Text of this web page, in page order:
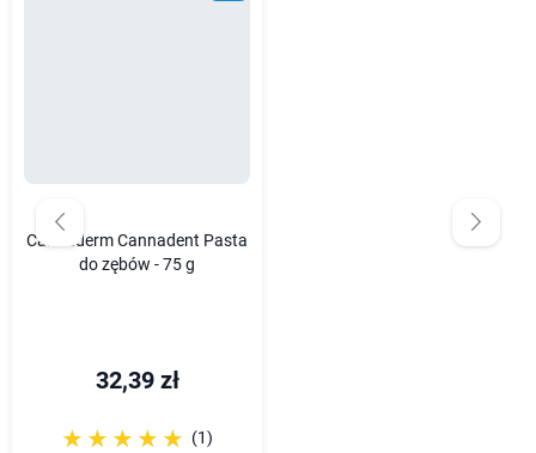
Cannaderm Cannadent Pasta
do zębów - 75 g
32,39 zł
☆☆☆☆☆
★★★★★ (1)